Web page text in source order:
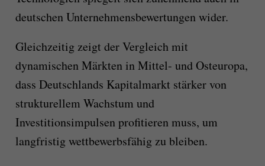
deutschen Unternehmensbewertungen wider.
Gleichzeitig zeigt der Vergleich mit
dynamischen Märkten in Mittel- und Osteuropa,
dass Deutschlands Kapitalmarkt stärker von
strukturellem Wachstum und
Investitionsimpulsen profitieren muss, um
langfristig wettbewerbsfähig zu bleiben.